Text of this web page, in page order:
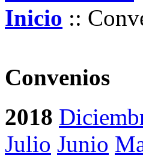
Inicio ::
Convenios
2018
Julio Junio